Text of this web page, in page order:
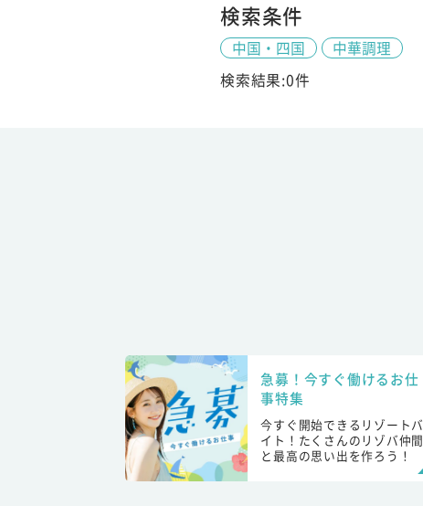
検索条件
中国・四国
中華調理
検索結果:0件
急募！今すぐ働けるお仕
事特集
今すぐ開始できるリゾートバ
イト！たくさんのリゾバ仲間
と最高の思い出を作ろう！